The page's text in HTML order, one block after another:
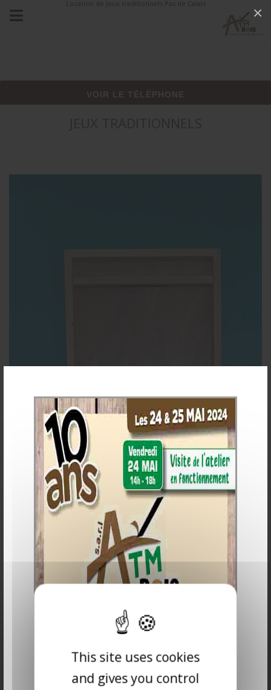
×
Location de Jeux traditionnels Pas de Calais
VOIR LE TÉLÉPHONE
This site uses cookies
and gives you control